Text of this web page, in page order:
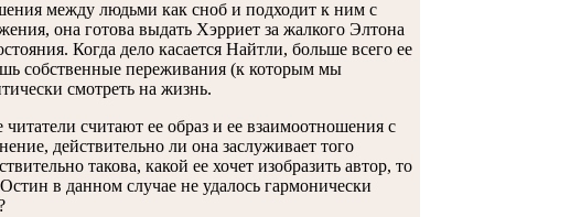
между людьми как сноб и подходит к ним с
она готова выдать Хэрриет за жалкого Элтона
Когда дело касается Найтли, больше всего ее
собственные переживания (к которым мы
смотреть на жизнь.
считают ее образ и ее взаимоотношения с
действительно ли она заслуживает того
такова, какой ее хочет изобразить автор, то
в данном случае не удалось гармонически